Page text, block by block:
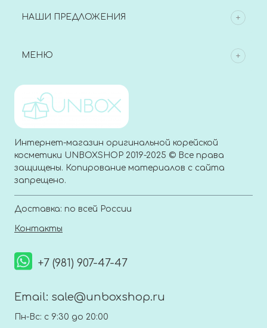
НАШИ ПРЕДЛОЖЕНИЯ
МЕНЮ
Интернет-магазин оригинальной корейской
косметики UNBOXSHOP 2019-2025 © Все права
защищены. Копирование материалов с сайта
запрещено.
Доставка: по всей России
Контакты
+7 (981) 907-47-47
Email: sale@unboxshop.ru
Пн-Вс: с 9:30 до 20:00